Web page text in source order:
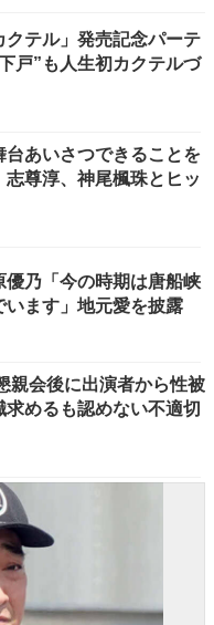
クテル」発売記念パーテ
戸”も人生初カクテルづ
台あいさつできることを
志尊淳、神尾楓珠とヒッ
優乃「今の時期は唐船峡
います」地元愛を披露
親会後に出演者から性被
めるも認めない不適切